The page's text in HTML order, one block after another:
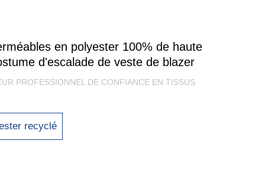
en polyester 100% de haute
d'escalade de veste de blazer
PROFESSIONNEL DE CONFIANCE EN TISSUS
recyclé